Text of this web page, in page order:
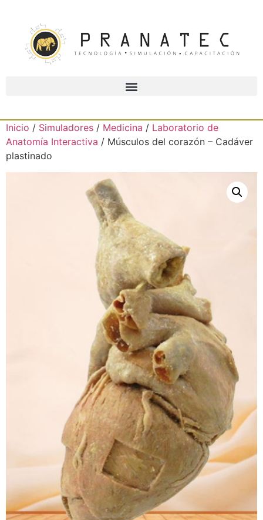
Inicio / Simuladores / Medicina / Laboratorio de
Anatomía Interactiva / Músculos del corazón – Cadáver
plastinado